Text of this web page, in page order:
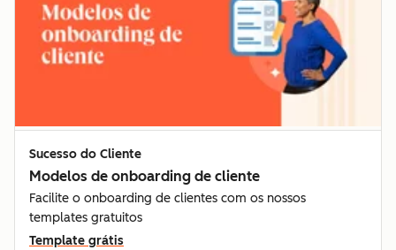
Sucesso do Cliente
Modelos de onboarding de cliente
Facilite o onboarding de clientes com os nossos
templates gratuitos
Template grátis